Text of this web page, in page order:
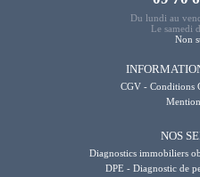
Du lundi au
Le samedi
Non
CGV - Conditions
NOS
Diagnostics immobiliers
DPE - Diagnostic de